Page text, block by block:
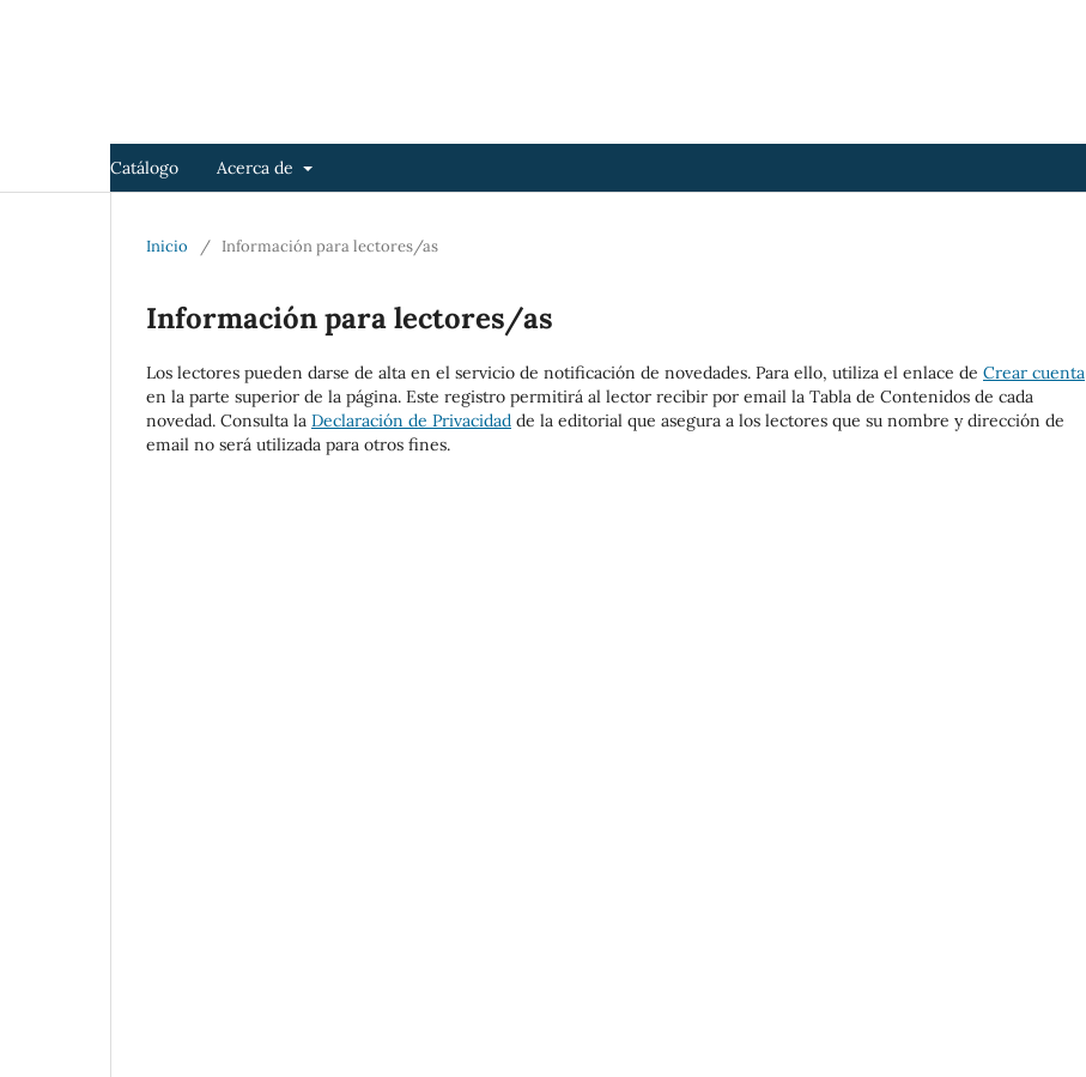
Catálogo Acerca de
Inicio / Información para lectores/as
Información para lectores/as
Los lectores pueden darse de alta en el servicio de notificación de novedades. Para ello, utiliza el enlace de Crear cuenta
en la parte superior de la página. Este registro permitirá al lector recibir por email la Tabla de Contenidos de cada
novedad. Consulta la Declaración de Privacidad de la editorial que asegura a los lectores que su nombre y dirección de
email no será utilizada para otros fines.